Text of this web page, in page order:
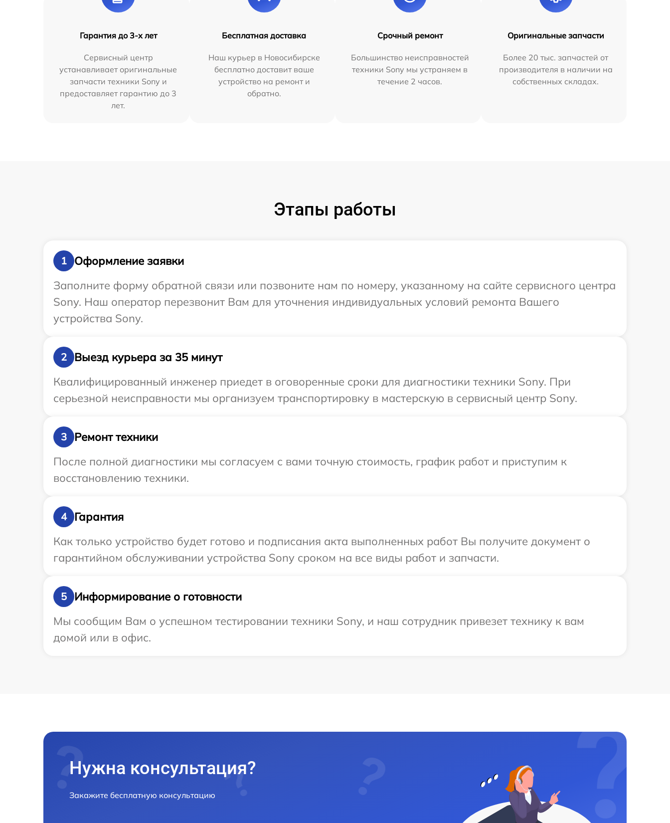
Гарантия до 3-х лет
Сервисный центр
устанавливает оригинальные
запчасти техники Sony и
предоставляет гарантию до 3
лет.
Бесплатная доставка
Наш курьер в Новосибирске
бесплатно доставит ваше
устройство на ремонт и
обратно.
Срочный ремонт
Большинство неисправностей
техники Sony мы устраняем в
течение 2 часов.
Оригинальные запчасти
Более 20 тыс. запчастей от
производителя в наличии на
собственных складах.
Этапы работы
1
Оформление заявки
Заполните форму обратной связи или позвоните нам по номеру, указанному на сайте сервисного центра
Sony. Наш оператор перезвонит Вам для уточнения индивидуальных условий ремонта Вашего
устройства Sony.
2
Выезд курьера за 35 минут
Квалифицированный инженер приедет в оговоренные сроки для диагностики техники Sony. При
серьезной неисправности мы организуем транспортировку в мастерскую в сервисный центр Sony.
3
Ремонт техники
После полной диагностики мы согласуем с вами точную стоимость, график работ и приступим к
восстановлению техники.
4
Гарантия
Как только устройство будет готово и подписания акта выполненных работ Вы получите документ о
гарантийном обслуживании устройства Sony сроком на все виды работ и запчасти.
5
Информирование о готовности
Мы сообщим Вам о успешном тестировании техники Sony, и наш сотрудник привезет технику к вам
домой или в офис.
Нужна консультация?
Закажите бесплатную консультацию